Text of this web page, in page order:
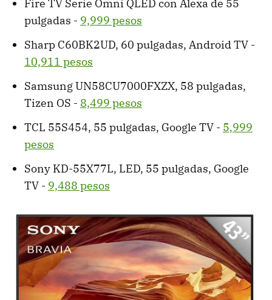
Fire TV Serie Omni QLED con Alexa de 55
pulgadas - 9,999 pesos
Sharp C60BK2UD, 60 pulgadas, Android TV -
10,911 pesos
Samsung UN58CU7000FXZX, 58 pulgadas,
Tizen OS - 8,499 pesos
TCL 55S454, 55 pulgadas, Google TV - 5,999
pesos
Sony KD-55X77L, LED, 55 pulgadas, Google
TV - 9,488 pesos